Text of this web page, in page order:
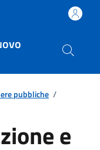
pubbliche /
e